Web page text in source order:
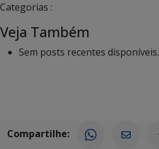
Categorias :
Veja Também
Sem posts recentes disponíveis.
Compartilhe: